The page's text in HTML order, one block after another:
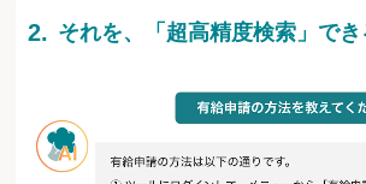
それを、「超高精度検索」でき